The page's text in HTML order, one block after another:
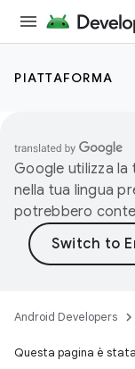
PIATTAFORMA
Google utilizza
nella tua lingua
potrebbero
Android Developers
Questa pagina è